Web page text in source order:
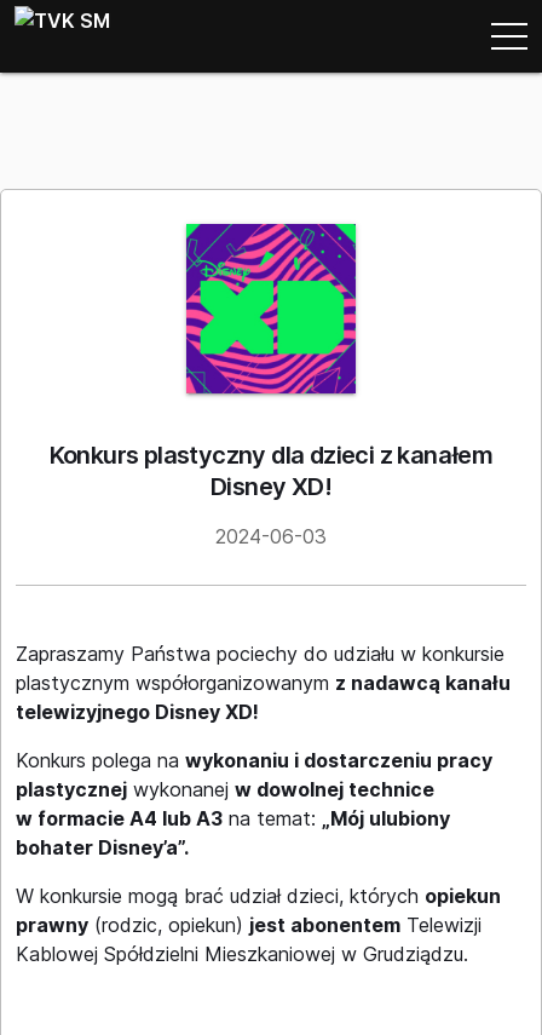
Konkurs plastyczny dla dzieci z kanałem
Disney XD!
2024-06-03
Zapraszamy Państwa pociechy do udziału w konkursie
plastycznym współorganizowanym z nadawcą kanału
telewizyjnego Disney XD!
Konkurs polega na wykonaniu i dostarczeniu pracy
plastycznej wykonanej w dowolnej technice
w formacie A4 lub A3 na temat: „Mój ulubiony
bohater Disney’a”.
W konkursie mogą brać udział dzieci, których opiekun
prawny (rodzic, opiekun) jest abonentem Telewizji
Kablowej Spółdzielni Mieszkaniowej w Grudziądzu.